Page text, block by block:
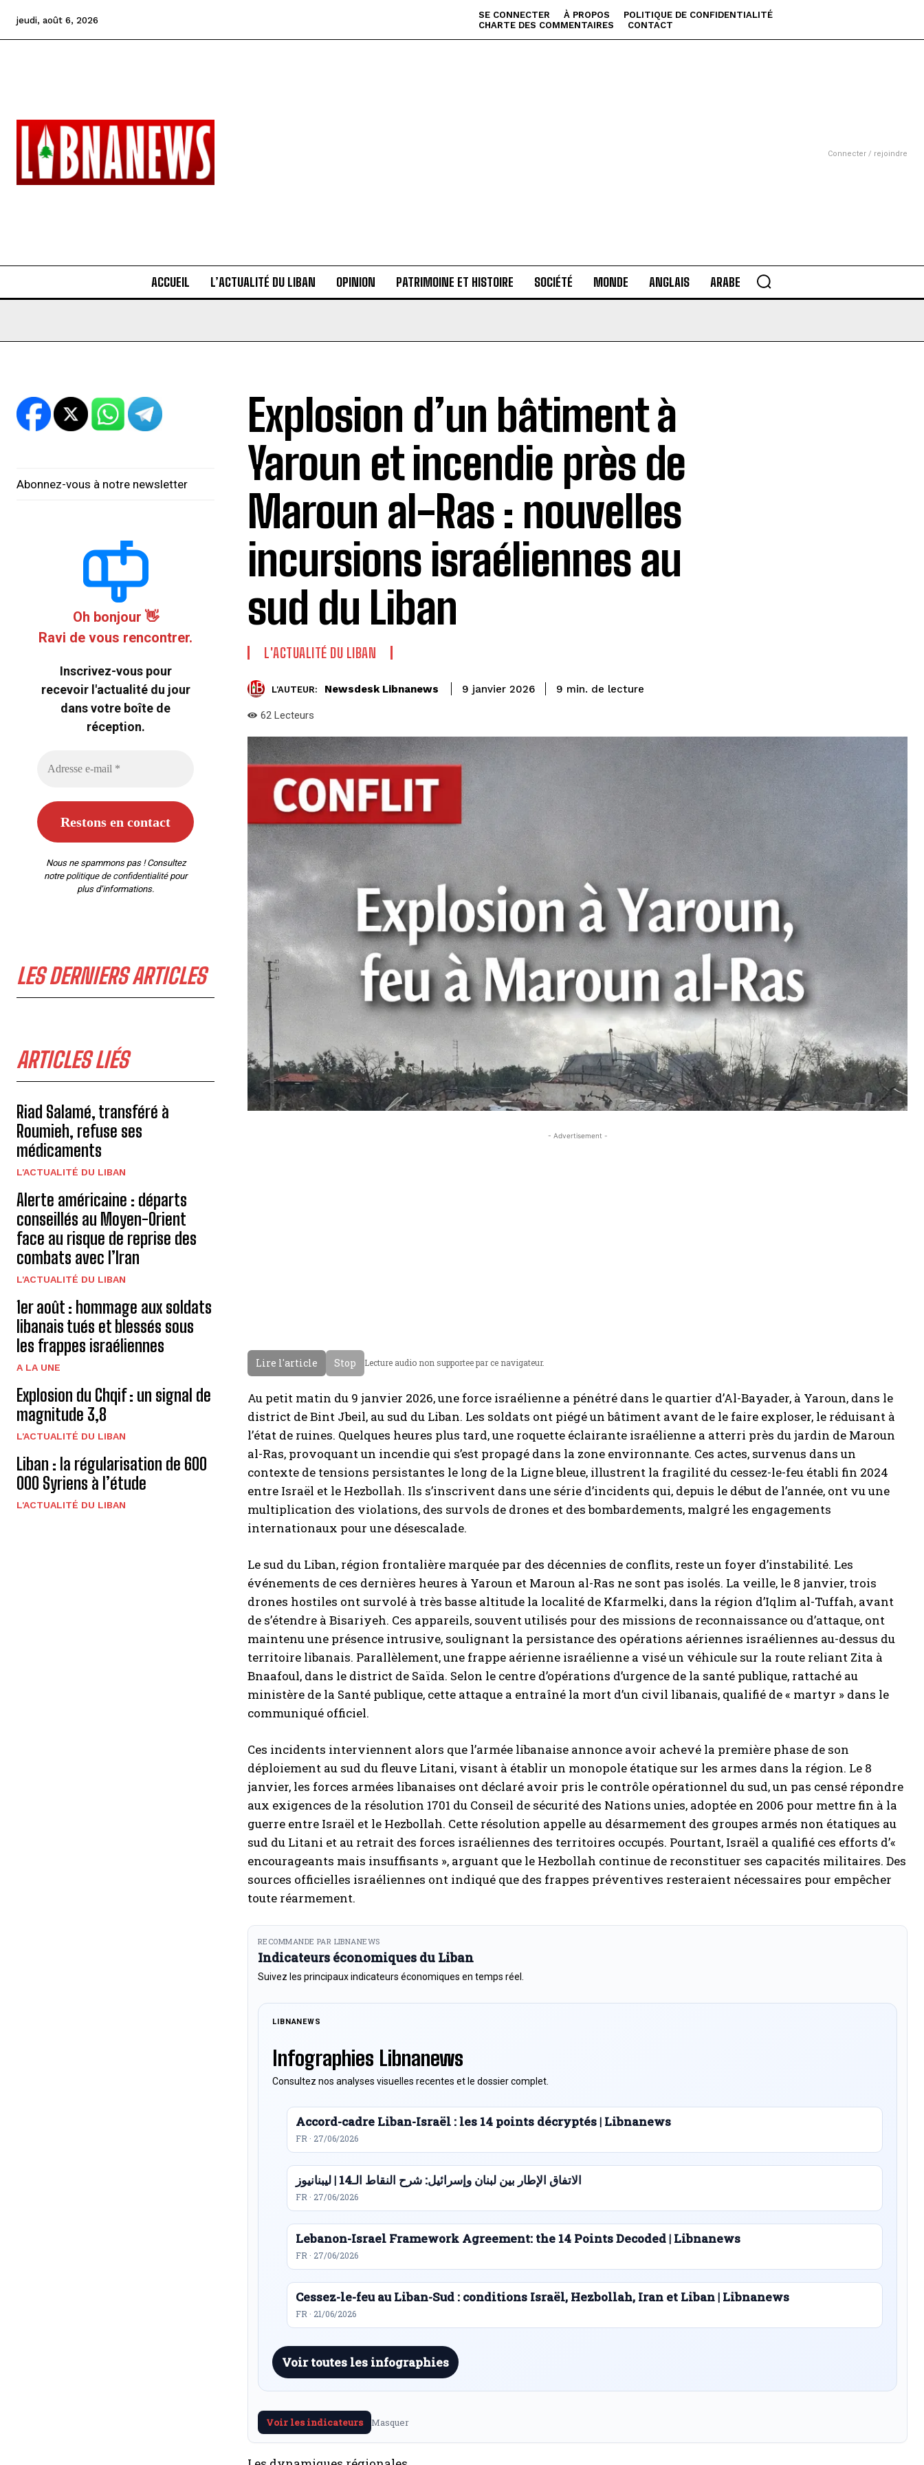
jeudi, août 6, 2026 SE CONNECTER À PROPOS
POLITIQUE DE CONFIDENTIALITÉ
CHARTE DES COMMENTAIRES
CONTACT
Connecter / rejoindre
ACCUEIL L’ACTUALITÉ DU LIBAN OPINION PATRIMOINE ET HISTOIRE SOCIÉTÉ MONDE ANGLAIS ARABE
Abonnez-vous à notre newsletter
Oh bonjour 👋
Ravi de vous rencontrer.
Inscrivez-vous pour
recevoir l'actualité du jour
dans votre boîte de
réception.
Nous ne spammons pas ! Consultez
notre politique de confidentialitépour
plus d’informations.
LES DERNIERS ARTICLES
ARTICLES LIÉS
Riad Salamé, transféré à
Roumieh, refuse ses
médicaments
L'ACTUALITÉ DU LIBAN
Alerte américaine : départs
conseillés au Moyen-Orient
face au risque de reprise des
combats avec l’Iran
L'ACTUALITÉ DU LIBAN
1er août : hommage aux soldats
libanais tués et blessés sous
les frappes israéliennes
A LA UNE
Explosion du Chqif : un signal de
magnitude 3,8
L'ACTUALITÉ DU LIBAN
Liban : la régularisation de 600
000 Syriens à l’étude
L'ACTUALITÉ DU LIBAN
Explosion d’un bâtiment à
Yaroun et incendie près de
Maroun al-Ras : nouvelles
incursions israéliennes au
sud du Liban
L'ACTUALITÉ DU LIBAN
L'AUTEUR: Newsdesk Libnanews 9 janvier 2026 9 min. de lecture
62 Lecteurs
- Advertisement -
Lire l'article Stop Lecture audio non supportee par ce navigateur.
Au petit matin du 9 janvier 2026, une force israélienne a pénétré dans le quartier d’Al-Bayader, à Yaroun, dans le
district de Bint Jbeil, au sud du Liban. Les soldats ont piégé un bâtiment avant de le faire exploser, le réduisant à
l’état de ruines. Quelques heures plus tard, une roquette éclairante israélienne a atterri près du jardin de Maroun
al-Ras, provoquant un incendie qui s’est propagé dans la zone environnante. Ces actes, survenus dans un
contexte de tensions persistantes le long de la Ligne bleue, illustrent la fragilité du cessez-le-feu établi fin 2024
entre Israël et le Hezbollah. Ils s’inscrivent dans une série d’incidents qui, depuis le début de l’année, ont vu une
multiplication des violations, des survols de drones et des bombardements, malgré les engagements
internationaux pour une désescalade.
Le sud du Liban, région frontalière marquée par des décennies de conflits, reste un foyer d’instabilité. Les
événements de ces dernières heures à Yaroun et Maroun al-Ras ne sont pas isolés. La veille, le 8 janvier, trois
drones hostiles ont survolé à très basse altitude la localité de Kfarmelki, dans la région d’Iqlim al-Tuffah, avant
de s’étendre à Bisariyeh. Ces appareils, souvent utilisés pour des missions de reconnaissance ou d’attaque, ont
maintenu une présence intrusive, soulignant la persistance des opérations aériennes israéliennes au-dessus du
territoire libanais. Parallèlement, une frappe aérienne israélienne a visé un véhicule sur la route reliant Zita à
Bnaafoul, dans le district de Saïda. Selon le centre d’opérations d’urgence de la santé publique, rattaché au
ministère de la Santé publique, cette attaque a entraîné la mort d’un civil libanais, qualifié de « martyr » dans le
communiqué officiel.
Ces incidents interviennent alors que l’armée libanaise annonce avoir achevé la première phase de son
déploiement au sud du fleuve Litani, visant à établir un monopole étatique sur les armes dans la région. Le 8
janvier, les forces armées libanaises ont déclaré avoir pris le contrôle opérationnel du sud, un pas censé répondre
aux exigences de la résolution 1701 du Conseil de sécurité des Nations unies, adoptée en 2006 pour mettre fin à la
guerre entre Israël et le Hezbollah. Cette résolution appelle au désarmement des groupes armés non étatiques au
sud du Litani et au retrait des forces israéliennes des territoires occupés. Pourtant, Israël a qualifié ces efforts d’«
encourageants mais insuffisants », arguant que le Hezbollah continue de reconstituer ses capacités militaires. Des
sources officielles israéliennes ont indiqué que des frappes préventives resteraient nécessaires pour empêcher
toute réarmement.
RECOMMANDE PAR LIBNANEWS
Indicateurs économiques du Liban
Suivez les principaux indicateurs économiques en temps réel.
LIBNANEWS
Infographies Libnanews
Consultez nos analyses visuelles recentes et le dossier complet.
Accord-cadre Liban-Israël : les 14 points décryptés | Libnanews
FR · 27/06/2026
الاتفاق الإطار بين لبنان وإسرائيل: شرح النقاط الـ14 | ليبنانيوز
FR · 27/06/2026
Lebanon-Israel Framework Agreement: the 14 Points Decoded | Libnanews
FR · 27/06/2026
Cessez-le-feu au Liban-Sud : conditions Israël, Hezbollah, Iran et Liban | Libnanews
FR · 21/06/2026
Voir toutes les infographies
Voir les indicateurs Masquer